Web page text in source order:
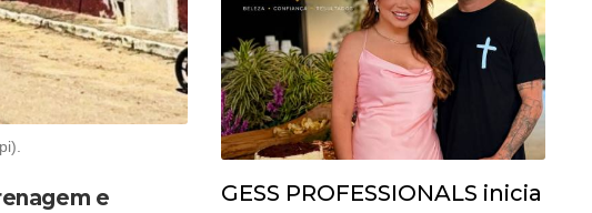
e
GESS PROFESSIONALS inicia